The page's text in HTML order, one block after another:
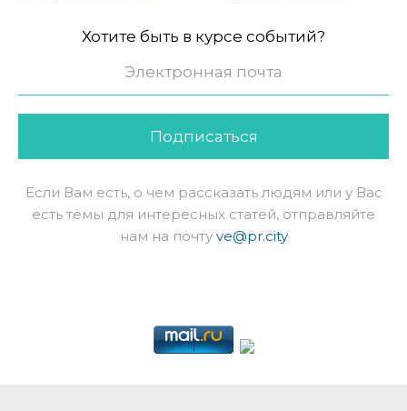
Хотите быть в курсе событий?
Подписаться
Если Вам есть, о чем рассказать людям или у Вас
есть темы для интересных статей, отправляйте
нам на почту ve@pr.city